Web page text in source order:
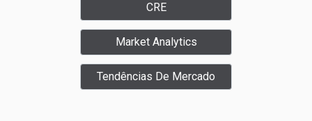
CRE
Market Analytics
Tendências De Mercado